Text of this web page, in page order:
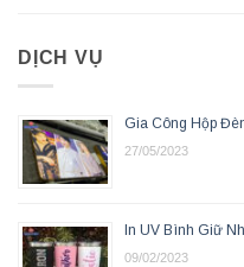
DỊCH VỤ
Gia Công Hộp
27/05/2023
In UV Bình Giữ
09/02/2023